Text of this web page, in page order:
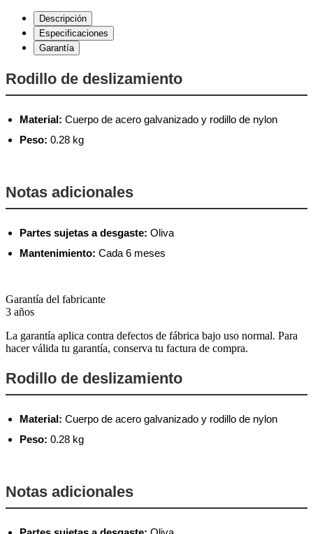
Descripción
Especificaciones
Garantía
Rodillo de deslizamiento
Material: Cuerpo de acero galvanizado y rodillo de nylon
Peso: 0.28 kg
Notas adicionales
Partes sujetas a desgaste: Oliva
Mantenimiento: Cada 6 meses
Garantía del fabricante
3 años
La garantía aplica contra defectos de fábrica bajo uso normal. Para
hacer válida tu garantía, conserva tu factura de compra.
Rodillo de deslizamiento
Material: Cuerpo de acero galvanizado y rodillo de nylon
Peso: 0.28 kg
Notas adicionales